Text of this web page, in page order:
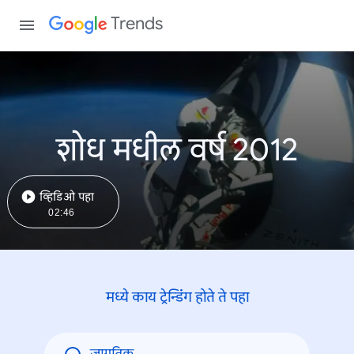
Trends
शोध मधील वर्ष 2012
व्हिडिओ पहा
02:46
मध्ये काय ट्रेन्डिंंग होते ते पहा